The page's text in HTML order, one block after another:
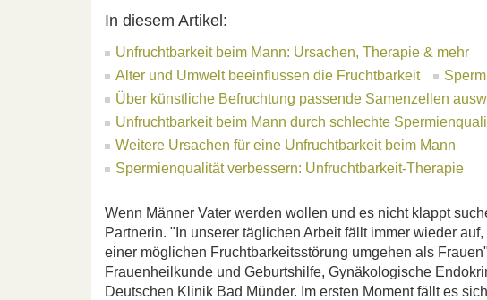
In diesem Artikel:
Unfruchtbarkeit beim Mann: Ursachen, Therapie & mehr
Alter und Umwelt beeinflussen die Fruchtbarkeit
Über künstliche Befruchtung passende Samenzellen
Unfruchtbarkeit beim Mann durch schlechte
Weitere Ursachen für eine Unfruchtbarkeit beim Mann
Spermienqualität verbessern: Unfruchtbarkeit-Therapie
Wenn Männer Vater werden wollen und es nicht klappt
Partnerin. "In unserer täglichen Arbeit fällt immer wieder
einer möglichen Fruchtbarkeitsstörung umgehen als
Frauenheilkunde und Geburtshilfe, Gynäkologische
Deutschen Klinik Bad Münder. Im ersten Moment fällt es